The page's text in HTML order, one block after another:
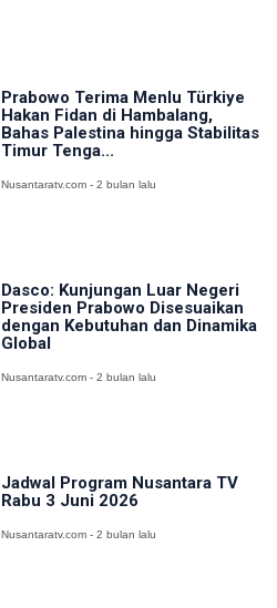
Prabowo Terima Menlu Türkiye
Hakan Fidan di Hambalang,
Bahas Palestina hingga Stabilitas
Timur Tenga...
Nusantaratv.com - 2 bulan lalu
Dasco: Kunjungan Luar Negeri
Presiden Prabowo Disesuaikan
dengan Kebutuhan dan Dinamika
Global
Nusantaratv.com - 2 bulan lalu
Jadwal Program Nusantara TV
Rabu 3 Juni 2026
Nusantaratv.com - 2 bulan lalu